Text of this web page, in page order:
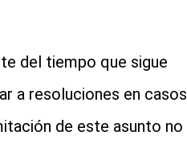
del tiempo que sigue
a resoluciones en casos
de este asunto no